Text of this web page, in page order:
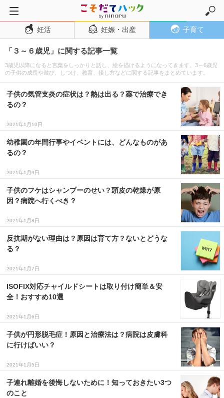
トップページ
妊活
妊娠・出産
妊娠初期
出産
子育て・育児
０歳児
１歳児
２歳児
３〜６歳児
妊活 妊娠・出産 子育て
「３～６歳児」に関する記事一覧
3歳児以降になると言葉をしっかりと話し、絵を描けるようになってきます。3～6歳児
の子供の成長や遊び、しつけ、教育、接し方などに関する記事をまとめています。
子供の気管支炎の症状は？熱は出る？薬で治療でき
るの？
2021年1月10日
幼稚園の年間行事やイベントには、どんなものがあ
るの？
2021年1月9日
子供のフケはシャンプーのせい？頭皮の乾燥が原
因？病院へ行くべき？
2021年1月8日
反抗期がない理由は？原因は育て方？ないとどうな
る？
2021年1月7日
ISOFIX対応チャイルドシートは取り付け簡単＆安
全！おすすめ10選
2021年1月6日
子供が円形脱毛症！原因と治療法は？病院は皮膚科
に行けばいい？
2021年1月5日
子連れ離婚を後悔しないために！知っておきたい3つ
のこと